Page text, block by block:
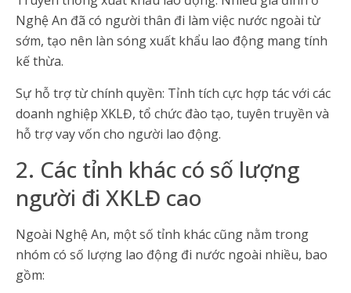
Nghệ An đã có người thân đi làm việc nước ngoài từ
sớm, tạo nên làn sóng xuất khẩu lao động mang tính
kế thừa.
Sự hỗ trợ từ chính quyền: Tỉnh tích cực hợp tác với các
doanh nghiệp XKLĐ, tổ chức đào tạo, tuyên truyền và
hỗ trợ vay vốn cho người lao động.
2. Các tỉnh khác có số lượng
người đi XKLĐ cao
Ngoài Nghệ An, một số tỉnh khác cũng nằm trong
nhóm có số lượng lao động đi nước ngoài nhiều, bao
gồm: